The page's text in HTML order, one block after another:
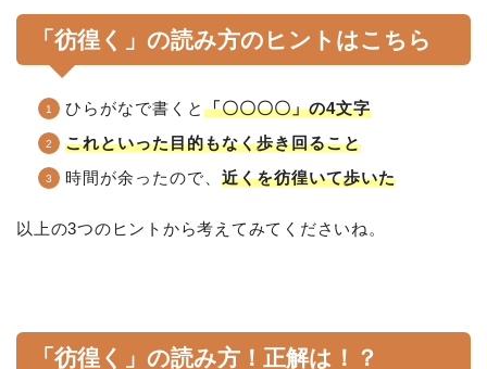
「彷徨く」の読み方のヒントはこちら
ひらがなで書くと 「〇〇〇〇」の4文字
これといった目的もなく歩き回ること
時間が余ったので、 近くを彷徨いて歩いた
以上の3つのヒントから考えてみてくださいね。
「彷徨く」の読み方！正解は！？